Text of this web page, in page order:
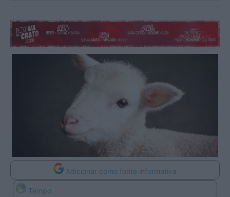
Adicionar como fonte informativa
Tempo